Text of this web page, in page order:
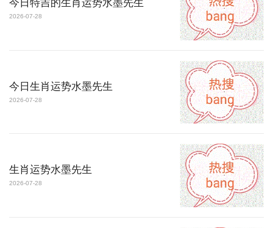
今日特吉的生肖运势水墨先生
2026-07-28
今日生肖运势水墨先生
2026-07-28
生肖运势水墨先生
2026-07-28